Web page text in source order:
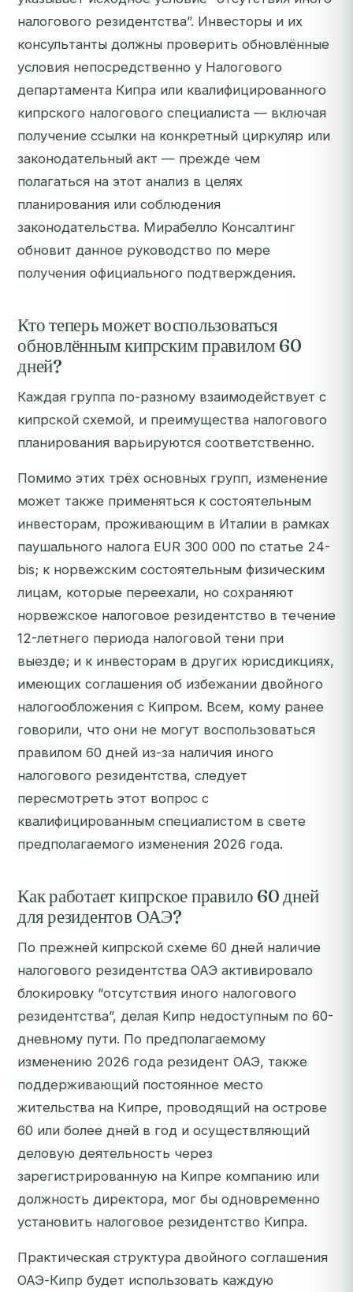
налогового резидентства”. Инвесторы и их
консультанты должны проверить обновлённые
условия непосредственно у Налогового
департамента Кипра или квалифицированного
кипрского налогового специалиста — включая
получение ссылки на конкретный циркуляр или
законодательный акт — прежде чем
полагаться на этот анализ в целях
планирования или соблюдения
законодательства. Мирабелло Консалтинг
обновит данное руководство по мере
получения официального подтверждения.
Кто теперь может воспользоваться
обновлённым кипрским правилом 60
дней?
Каждая группа по-разному взаимодействует с
кипрской схемой, и преимущества налогового
планирования варьируются соответственно.
Помимо этих трёх основных групп, изменение
может также применяться к состоятельным
инвесторам, проживающим в Италии в рамках
паушального налога EUR 300 000 по статье 24-
bis; к норвежским состоятельным физическим
лицам, которые переехали, но сохраняют
норвежское налоговое резидентство в течение
12-летнего периода налоговой тени при
выезде; и к инвесторам в других юрисдикциях,
имеющих соглашения об избежании двойного
налогообложения с Кипром. Всем, кому ранее
говорили, что они не могут воспользоваться
правилом 60 дней из-за наличия иного
налогового резидентства, следует
пересмотреть этот вопрос с
квалифицированным специалистом в свете
предполагаемого изменения 2026 года.
Как работает кипрское правило 60 дней
для резидентов ОАЭ?
По прежней кипрской схеме 60 дней наличие
налогового резидентства ОАЭ активировало
блокировку “отсутствия иного налогового
резидентства”, делая Кипр недоступным по 60-
дневному пути. По предполагаемому
изменению 2026 года резидент ОАЭ, также
поддерживающий постоянное место
жительства на Кипре, проводящий на острове
60 или более дней в год и осуществляющий
деловую деятельность через
зарегистрированную на Кипре компанию или
должность директора, мог бы одновременно
установить налоговое резидентство Кипра.
Практическая структура двойного соглашения
ОАЭ-Кипр будет использовать каждую